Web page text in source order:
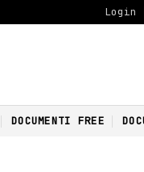
Login
DOCUMENTI FREE